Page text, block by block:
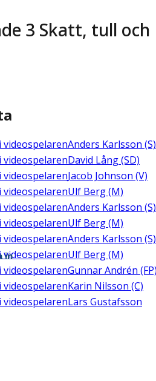
3 Skatt, tull och
i videospelarenAnders Karlsson (S)
i videospelarenDavid Lång (SD)
i videospelarenJacob Johnson (V)
i videospelarenUlf Berg (M)
Anders Karlsson (S)
Ulf Berg (M)
i videospelarenAnders Karlsson (S)
Ulf Berg (M)
i videospelarenGunnar Andrén
i videospelarenKarin Nilsson (C)
i videospelarenLars Gustafsson
in